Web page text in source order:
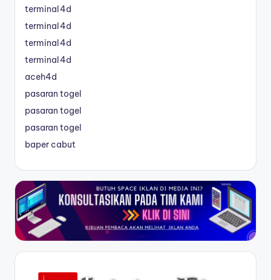
terminal4d
terminal4d
terminal4d
terminal4d
aceh4d
pasaran togel
pasaran togel
pasaran togel
baper cabut